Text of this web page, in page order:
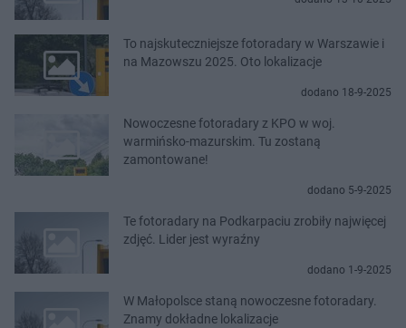
To najskuteczniejsze fotoradary w Warszawie i
na Mazowszu 2025. Oto lokalizacje
dodano 18-9-2025
Nowoczesne fotoradary z KPO w woj.
warmińsko-mazurskim. Tu zostaną
zamontowane!
dodano 5-9-2025
Te fotoradary na Podkarpaciu zrobiły najwięcej
zdjęć. Lider jest wyraźny
dodano 1-9-2025
W Małopolsce staną nowoczesne fotoradary.
Znamy dokładne lokalizacje